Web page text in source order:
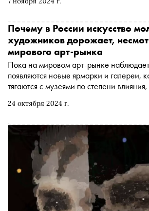
подписывать картины номером
24 октября 2024 г.
Почему в России искусство
художников дорожает,
мирового арт-рынка
Пока на мировом арт-рынке
появляются новые ярмарки и галереи,
тягаются с музеями по степени
«Сноб» решил разобраться в
зависимости от мировых трендов и
ценообразования на работы